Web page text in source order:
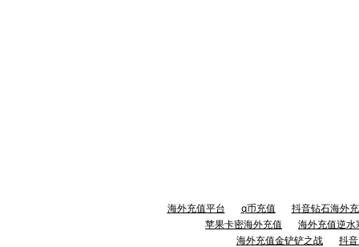
海外充值平台 q币充值
抖音钻石海外
苹果卡密海外充值
海外充值逆水
海外充值金铲铲之战
抖